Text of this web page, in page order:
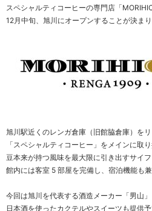
スペシャルティコーヒーの専門店「
12月中旬、旭川にオープンすることが決まり
旭川駅近くのレンガ倉庫（旧館脇倉庫）をリ
「スペシャルティコーヒー」をメインに取り
豆本来が持つ風味を最大限に引き出すサイフ
館内には客室 5 部屋を完備し、宿泊機能も兼
今回は旭川を代表する酒造メーカー「男山」
日本酒を使ったカクテルやスイーツも提供予